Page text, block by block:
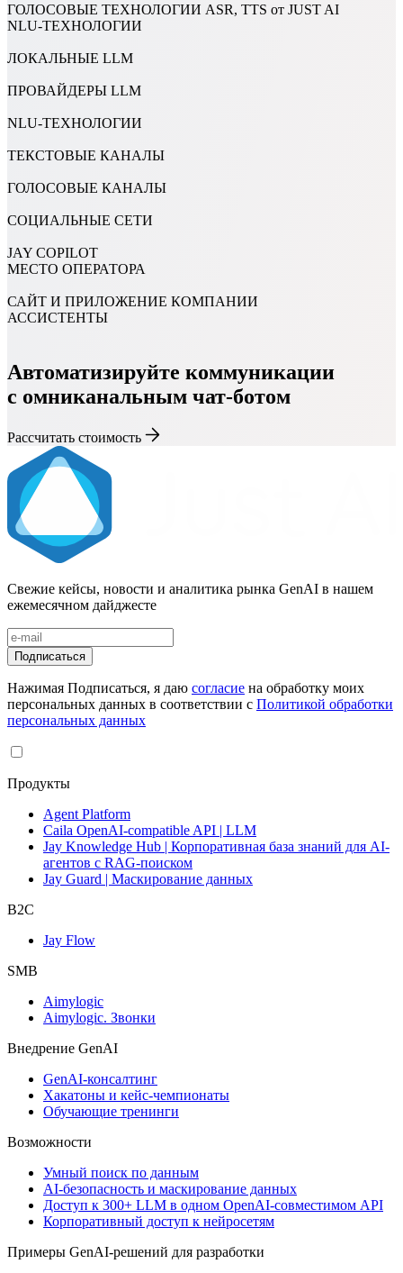
ГОЛОСОВЫЕ ТЕХНОЛОГИИ ASR, TTS от JUST AI
NLU-ТЕХНОЛОГИИ
ЛОКАЛЬНЫЕ LLM
ПРОВАЙДЕРЫ LLM
NLU-ТЕХНОЛОГИИ
ТЕКСТОВЫЕ КАНАЛЫ
ГОЛОСОВЫЕ КАНАЛЫ
СОЦИАЛЬНЫЕ СЕТИ
JAY COPILOT
МЕСТО ОПЕРАТОРА
САЙТ И ПРИЛОЖЕНИЕ КОМПАНИИ
АССИСТЕНТЫ
Автоматизируйте коммуникации
с омниканальным чат-ботом
Рассчитать стоимость
Свежие кейсы, новости и аналитика рынка GenAI в нашем
ежемесячном дайджесте
Подписаться
Нажимая Подписаться, я даю согласие на обработку моих
персональных данных в соответствии с Политикой обработки
персональных данных
Продукты
Agent Platform
Caila OpenAI-compatible API | LLM
Jay Knowledge Hub | Корпоративная база знаний для AI-
агентов с RAG-поиском
Jay Guard | Маскирование данных
B2C
Jay Flow
SMB
Aimylogic
Aimylogic. Звонки
Внедрениe GenAI
GenAI-консалтинг
Хакатоны и кейс-чемпионаты
Обучающие тренинги
Возможности
Умный поиск по данным
AI-безопасность и маскирование данных
Доступ к 300+ LLM в одном OpenAI-совместимом API
Корпоративный доступ к нейросетям
Примеры GenAI-решений для разработки